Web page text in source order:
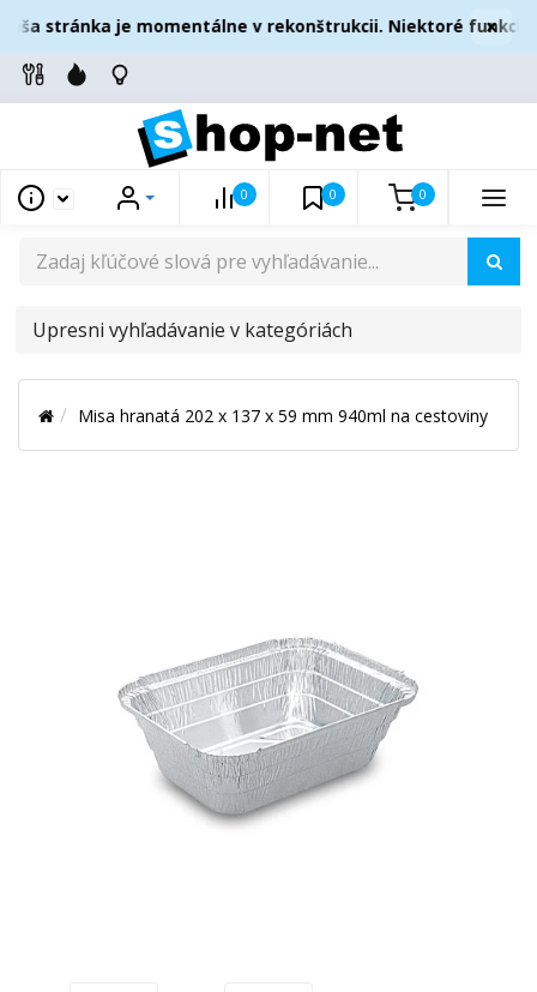
stránka je momentálne v rekonštrukcii. Niektoré funkcie
×
0 0 0
UPRESNI
V
KATEGÓRIÁCH
Misa hranatá 202 x 137 x 59 mm 940ml na cestoviny